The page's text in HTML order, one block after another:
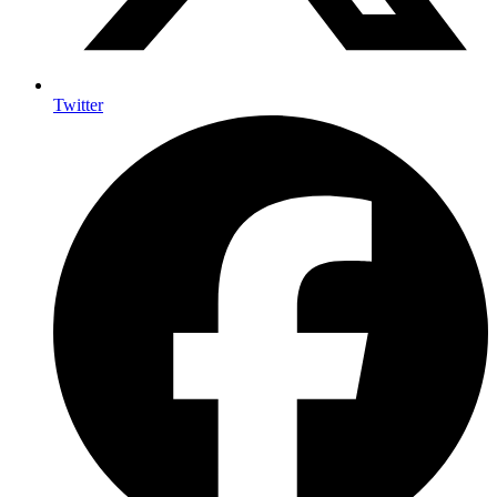
Twitter